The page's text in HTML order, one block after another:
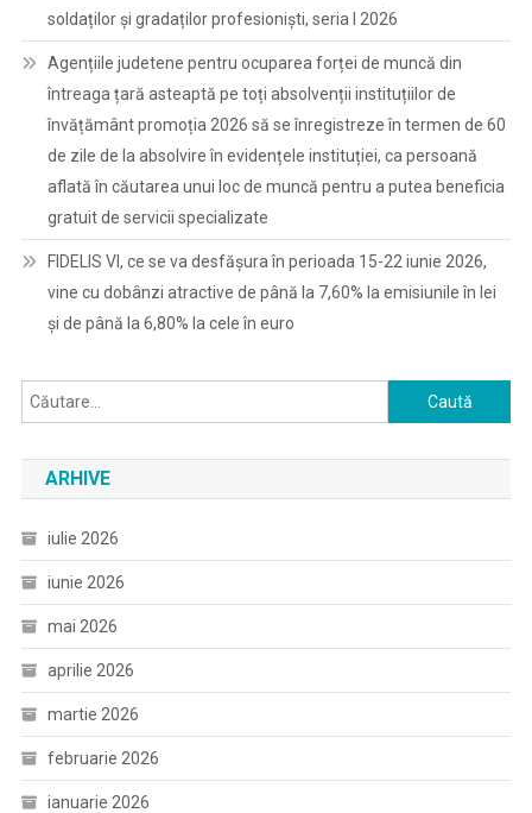
soldaților și gradaților profesioniști, seria I 2026
Agențiile judetene pentru ocuparea forței de muncă din
întreaga țară asteaptă pe toți absolvenții instituțiilor de
învățământ promoția 2026 să se înregistreze în termen de 60
de zile de la absolvire în evidențele instituției, ca persoană
aflată în căutarea unui loc de muncă pentru a putea beneficia
gratuit de servicii specializate
FIDELIS VI, ce se va desfășura în perioada 15-22 iunie 2026,
vine cu dobânzi atractive de până la 7,60% la emisiunile în lei
și de până la 6,80% la cele în euro
Caută
după:
ARHIVE
iulie 2026
iunie 2026
mai 2026
aprilie 2026
martie 2026
februarie 2026
ianuarie 2026